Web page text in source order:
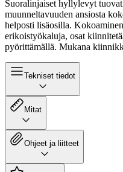
Suoralinjaiset hyllylevyt
muunneltavuuden ansiosta
helposti lisäosilla.
erikoistyökaluja, osat
pyörittämällä. Mukana
Tekniset tiedot
Mitat
Ohjeet ja liitteet